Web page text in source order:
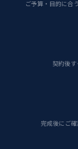
ご予算・目的に合
契約後
完成後にご